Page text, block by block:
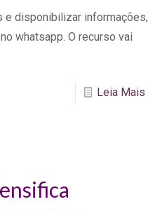
e disponibilizar informações,
whatsapp. O recurso vai
Leia Mais